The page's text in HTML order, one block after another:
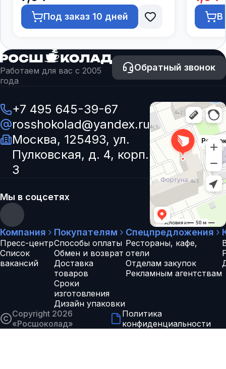
Под заказ 10 дней
В
Работаем для вас с 2005
года
Обратный звонок
+7 495 645-39-67
rosshokolad@yandex.ru
Москва, 125493, ул.
Пулковская, д. 4, корп.
3
Мы в соцсетях
Компания
Пресс-центр
Список
вакансий
Покупателям
Способы оплаты
Обмен и возврат
Доставка
товаров
Сроки
изготовления
Дизайн упаковки
Спецпредложения
Рестораны, кафе,
отели
Отделам закупок
Рекламным агентствам
Copyright 2026
«Росшоколад»
Политика
конфиденциальности